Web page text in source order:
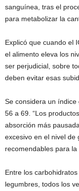
sanguínea, tras el
para metabolizar la
Explicó que cuando el
el alimento eleva los
ser perjudicial, sobre
deben evitar esas
Se considera un
56 a 69. “Los
absorción más
excesivo en el nivel de
recomendables para la
Entre los
legumbres, todos los